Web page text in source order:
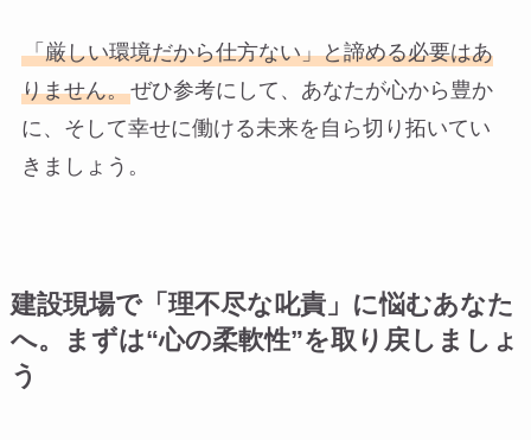
「厳しい環境だから仕方ない」と諦める必要はあ
りません。ぜひ参考にして、あなたが心から豊か
に、そして幸せに働ける未来を自ら切り拓いてい
きましょう。
建設現場で「理不尽な叱責」に悩むあなた
へ。まずは“心の柔軟性”を取り戻しましょ
う